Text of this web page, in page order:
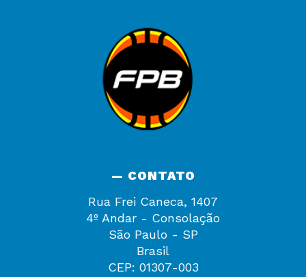
— CONTATO
Rua Frei Caneca, 1407
4º Andar - Consolação
São Paulo - SP
Brasil
CEP: 01307-003